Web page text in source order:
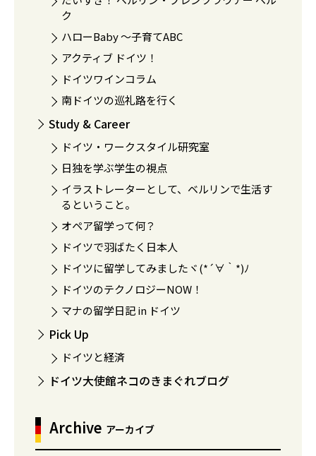
ク
ハローBaby 〜子育てABC
アクティブ ドイツ！
ドイツワインコラム
南ドイツの巡礼路を行く
Study & Career
ドイツ・ワークスタイル研究室
日独を学ぶ学生の視点
イラストレーターとして、ベルリンで生活す
るということ。
オペア留学って何？
ドイツで羽ばたく日本人
ドイツに留学してみましたヾ(*´∀｀*)ﾉ
ドイツのテクノロジーNOW！
マナの留学日記 in ドイツ
Pick Up
ドイツと経済
ドイツ大使館ネコのきまぐれブログ
Archive アーカイブ